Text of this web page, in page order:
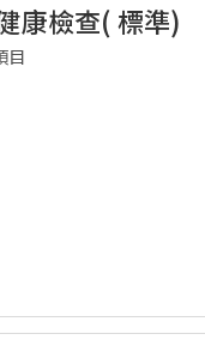
康檢查( 標準)
目